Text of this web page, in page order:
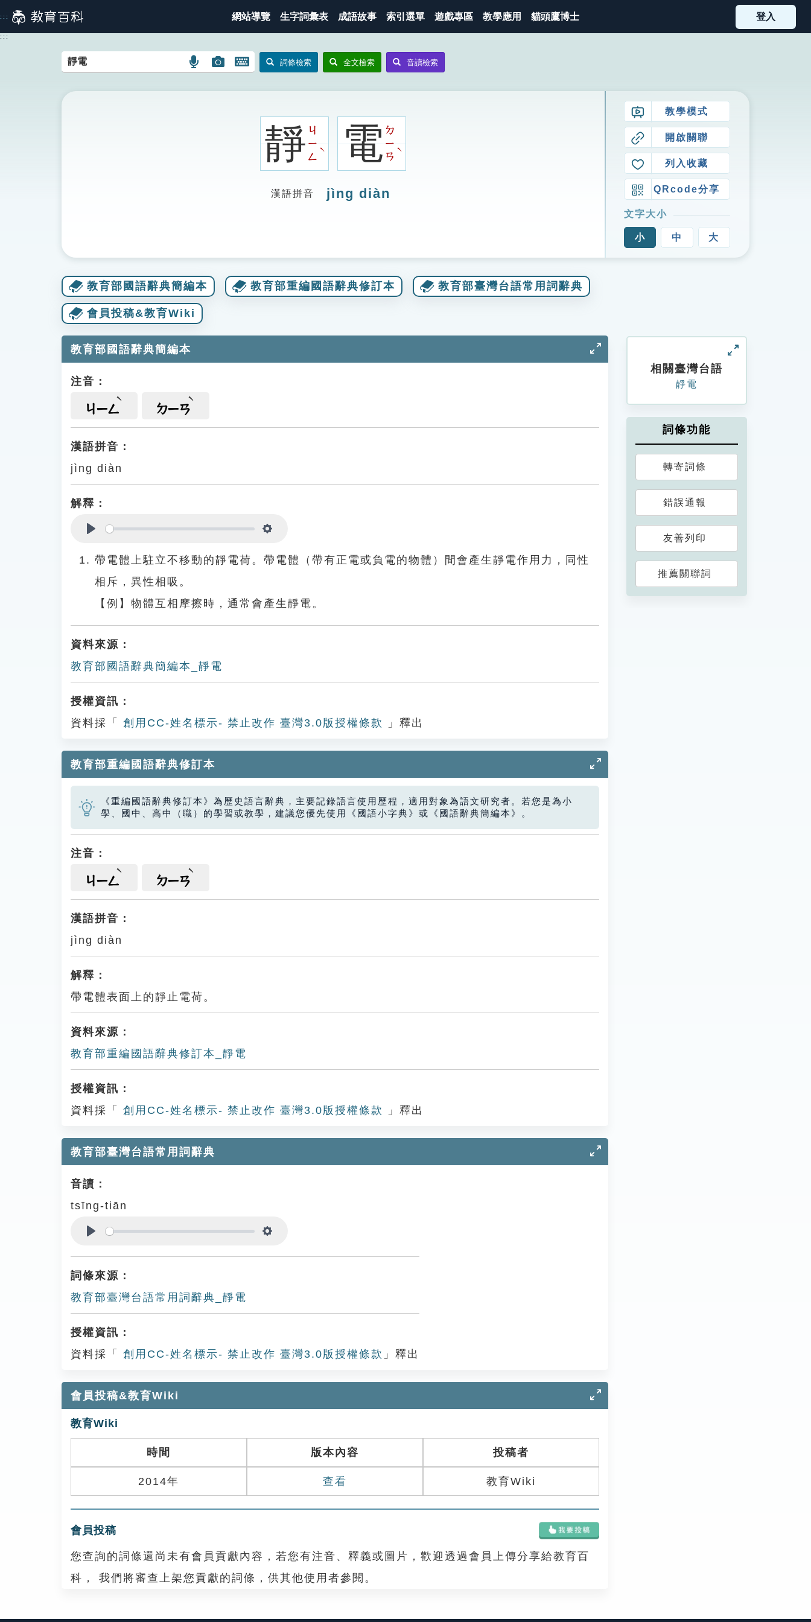
到
主
::: 網站導覽 生字詞彙表 成語故事 索引選單 遊戲專區 教學應用 貓頭鷹博士 登入
:::
語
搜
圖
搜
開
鍵
詞條檢索 全文檢索 音讀檢索
靜ㄐ
ㄧ
ㄥ
ˋ 電ㄉ
ㄧ
ㄢ
ˋ
漢語拼音 jìng diàn
教學模式
開啟關聯
列入收藏
QRcode分享
文字大小
小 中 大
教育部國語辭典簡編本 教育部重編國語辭典修訂本 教育部臺灣台語常用詞辭典
會員投稿&教育Wiki
教育部國語辭典簡編本
注音：
ㄐㄧㄥ ㄉㄧㄢ
漢語拼音：
jìng diàn
解釋：
帶電體上駐立不移動的靜電荷。帶電體（帶有正電或負電的物體）間會產生靜電作用力，同性
相斥，異性相吸。
【例】物體互相摩擦時，通常會產生靜電。
資料來源：
教育部國語辭典簡編本_靜電
授權資訊：
資料採「
創用CC-姓名標示- 禁止改作 臺灣3.0版授權條款 」釋出
教育部重編國語辭典修訂本
《重編國語辭典修訂本》為歷史語言辭典，主要記錄語言使用歷程，適用對象為語文研究者。若您是為小
學、國中、高中（職）的學習或教學，建議您優先使用《國語小字典》或《國語辭典簡編本》。
注音：
ㄐㄧㄥ ㄉㄧㄢ
漢語拼音：
jìng diàn
解釋：
帶電體表面上的靜止電荷。
資料來源：
教育部重編國語辭典修訂本_靜電
授權資訊：
資料採「
創用CC-姓名標示- 禁止改作 臺灣3.0版授權條款 」釋出
教育部臺灣台語常用詞辭典
音讀：
tsīng-tiān
詞條來源：
教育部臺灣台語常用詞辭典_靜電
授權資訊：
資料採「
創用CC-姓名標示- 禁止改作 臺灣3.0版授權條款 」釋出
會員投稿&教育Wiki
教育Wiki
時間 版本內容 投稿者
2014年 查看 教育Wiki
會員投稿
您查詢的詞條還尚未有會員貢獻內容，若您有注音、釋義或圖片，歡迎透過會員上傳分享給教育百
科， 我們將審查上架您貢獻的詞條，供其他使用者參閱。
相關臺灣台語
靜電
詞條功能
轉寄詞條
錯誤通報
友善列印
推薦關聯詞